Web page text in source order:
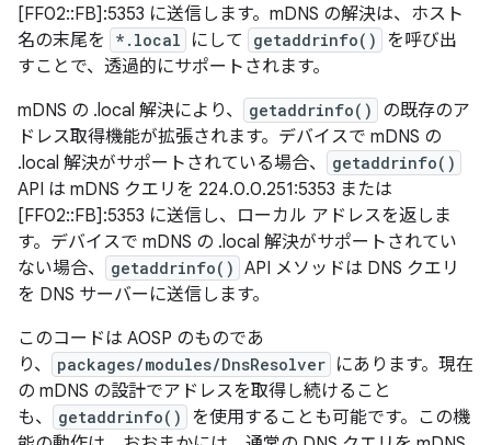
[FF02::FB]:5353 に送信します。mDNS の解決は、ホスト
名の末尾を
*.local にして getaddrinfo()
を呼び出
すことで、透過的にサポートされます。
mDNS の .local 解決により、
getaddrinfo()
の既存のア
ドレス取得機能が拡張されます。デバイスで mDNS の
.local 解決がサポートされている場合、
getaddrinfo()
API は mDNS クエリを 224.0.0.251:5353 または
[FF02::FB]:5353 に送信し、ローカル アドレスを返しま
す。デバイスで mDNS の .local 解決がサポートされてい
ない場合、
getaddrinfo() API メソッドは DNS クエリ
を DNS サーバーに送信します。
このコードは AOSP のものであ
り、
packages/modules/DnsResolver にあります。現在
の mDNS の設計でアドレスを取得し続けること
も、
getaddrinfo()
を使用することも可能です。この機